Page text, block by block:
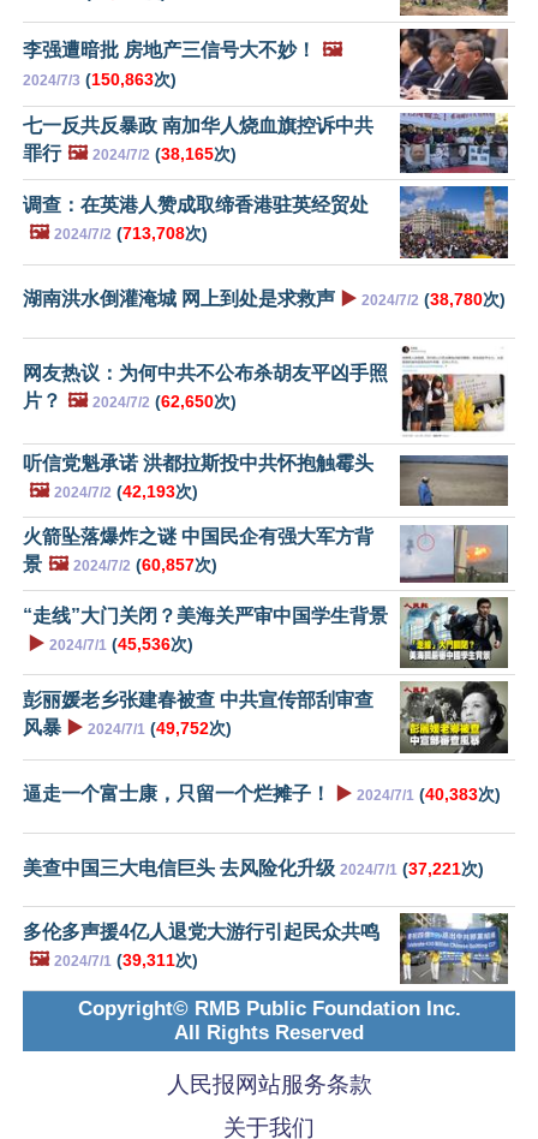
李强遭暗批 房地产三信号大不妙！ 🖼️
2024/7/3 (150,863次)
七一反共反暴政 南加华人烧血旗控诉中共
罪行 🖼️ 2024/7/2 (38,165次)
调查：在英港人赞成取缔香港驻英经贸处
🖼️ 2024/7/2 (713,708次)
湖南洪水倒灌淹城 网上到处是求救声 ▶️ 2024/7/2 (38,780次)
网友热议：为何中共不公布杀胡友平凶手照
片？ 🖼️ 2024/7/2 (62,650次)
听信党魁承诺 洪都拉斯投中共怀抱触霉头
🖼️ 2024/7/2 (42,193次)
火箭坠落爆炸之谜 中国民企有强大军方背
景 🖼️ 2024/7/2 (60,857次)
“走线”大门关闭？美海关严审中国学生背景
▶️ 2024/7/1 (45,536次)
彭丽媛老乡张建春被查 中共宣传部刮审查
风暴 ▶️ 2024/7/1 (49,752次)
逼走一个富士康，只留一个烂摊子！ ▶️ 2024/7/1 (40,383次)
美查中国三大电信巨头 去风险化升级 2024/7/1 (37,221次)
多伦多声援4亿人退党大游行引起民众共鸣
🖼️ 2024/7/1 (39,311次)
Copyright© RMB Public Foundation Inc.
All Rights Reserved
人民报网站服务条款
关于我们